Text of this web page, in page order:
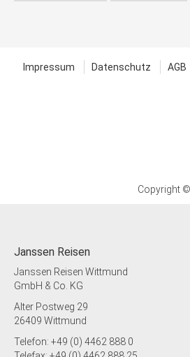
Impressum Datenschutz AGB
Copyright
Janssen Reisen
Janssen Reisen Wittmund
GmbH & Co. KG
Alter Postweg 29
26409 Wittmund
Telefon: +49 (0) 4462 888 0